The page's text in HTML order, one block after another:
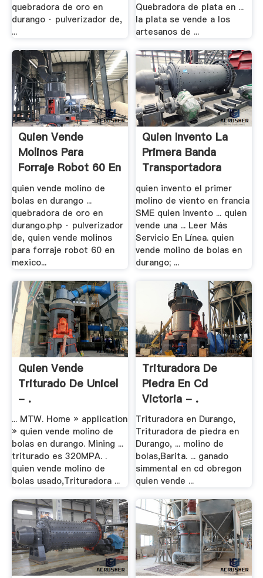
quebradora de oro en
durango · pulverizador de,
...
Quebradora de plata en ...
la plata se vende a los
artesanos de ...
Quien Vende
Molinos Para
Forraje Robot 60 En
.
quien vende molino de
bolas en durango ...
quebradora de oro en
durango.php · pulverizador
de, quien vende molinos
para forraje robot 60 en
mexico...
Quien Invento La
Primera Banda
Transportadora
quien invento el primer
molino de viento en francia
SME quien invento ... quien
vende una ... Leer Más
Servicio En Línea. quien
vende molino de bolas en
durango; ...
Quien Vende
Triturado De Unicel
- .
... MTW. Home » application
» quien vende molino de
bolas en durango. Mining ...
triturado es 320MPA. .
quien vende molino de
bolas usado,Trituradora ...
Trituradora De
Piedra En Cd
Victoria - .
Trituradora en Durango,
Trituradora de piedra en
Durango, ... molino de
bolas,Barita. ... ganado
simmental en cd obregon
quien vende ...